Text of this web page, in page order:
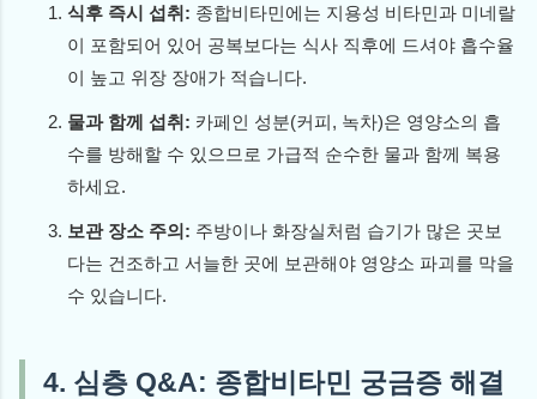
식후 즉시 섭취: 종합비타민에는 지용성 비타민과 미네랄
이 포함되어 있어 공복보다는 식사 직후에 드셔야 흡수율
이 높고 위장 장애가 적습니다.
물과 함께 섭취: 카페인 성분(커피, 녹차)은 영양소의 흡
수를 방해할 수 있으므로 가급적 순수한 물과 함께 복용
하세요.
보관 장소 주의: 주방이나 화장실처럼 습기가 많은 곳보
다는 건조하고 서늘한 곳에 보관해야 영양소 파괴를 막을
수 있습니다.
4. 심층 Q&A: 종합비타민 궁금증 해결